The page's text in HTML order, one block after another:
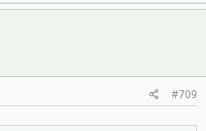
on moderoitava.
#709